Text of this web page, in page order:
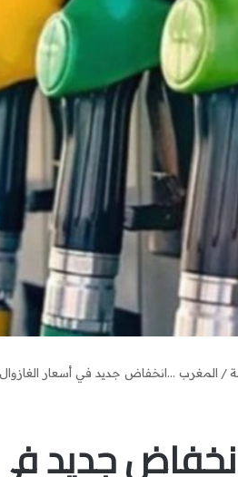
/ المغرب …انخفاض جديد في أسعار الغازوال
جديد